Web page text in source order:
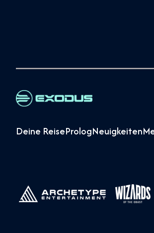
Deine ReisePrologNeuigkeiten